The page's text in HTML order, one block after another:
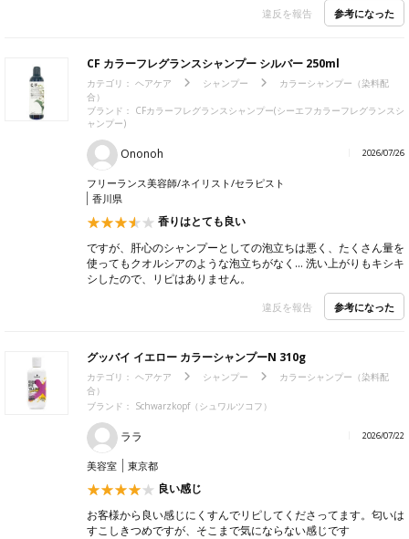
違反を報告 参考になった
CF カラーフレグランスシャンプー シルバー 250ml
カテゴリ： ヘアケア シャンプー
カラーシャンプー（染料配
合）
ブランド： CFカラーフレグランスシャンプー(シーエフカラーフレグランスシ
ャンプー)
Ononoh 2026/07/26
フリーランス美容師/ネイリスト/セラピスト
香川県
香りはとても良い
ですが、肝心のシャンプーとしての泡立ちは悪く、たくさん量を
使ってもクオルシアのような泡立ちがなく… 洗い上がりもキシキ
シしたので、リピはありません。
違反を報告 参考になった
グッバイ イエロー カラーシャンプーN 310g
カテゴリ： ヘアケア シャンプー
カラーシャンプー（染料配
合）
ブランド： Schwarzkopf（シュワルツコフ）
ララ 2026/07/22
美容室 東京都
良い感じ
お客様から良い感じにくすんでリピしてくださってます。匂いは
すこしきつめですが、そこまで気にならない感じです